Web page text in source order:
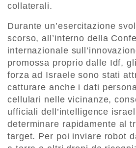
collaterali.
Durante un’esercitazione
scorso, all’interno della
internazionale
promossa proprio dalle Idf,
forza ad Israele sono stati
catturare anche i dati
cellulari nelle vicinanze,
ufficiali dell’intelligence
determinare rapidamente al
target. Per poi inviare robot